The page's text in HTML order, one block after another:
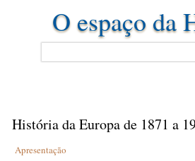
O espaço da
História da Europa de 1871 a
Apresentação